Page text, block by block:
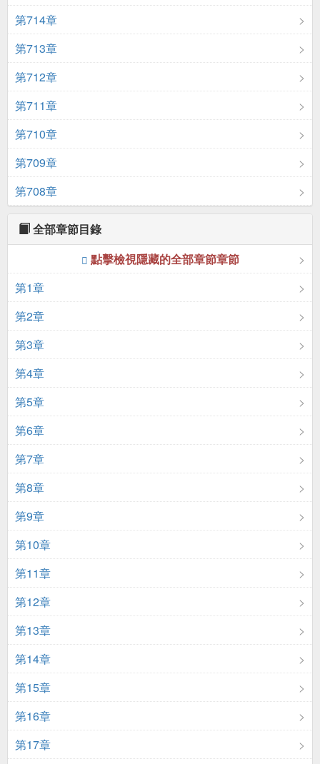
第714章
第713章
第712章
第711章
第710章
第709章
第708章
全部章節目錄
點擊檢視隱藏的全部章節章節
第1章
第2章
第3章
第4章
第5章
第6章
第7章
第8章
第9章
第10章
第11章
第12章
第13章
第14章
第15章
第16章
第17章